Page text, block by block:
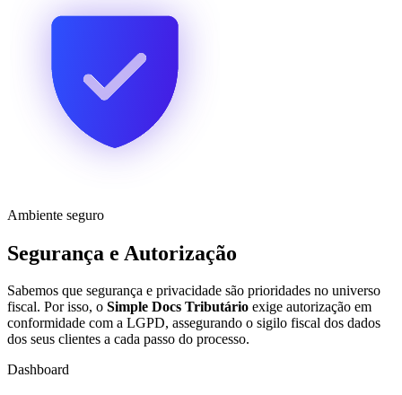
Ambiente seguro
Segurança e Autorização
Sabemos que segurança e privacidade são prioridades no universo
fiscal. Por isso, o Simple Docs Tributário exige autorização em
conformidade com a LGPD, assegurando o sigilo fiscal dos dados
dos seus clientes a cada passo do processo.
Dashboard